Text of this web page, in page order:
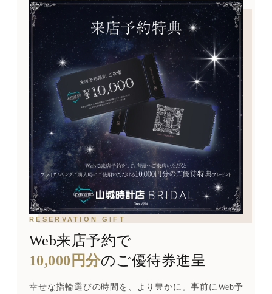
RESERVATION GIFT
Web来店予約で
10,000円分のご優待券進呈
幸せな指輪選びの時間を、より豊かに。事前にWeb予